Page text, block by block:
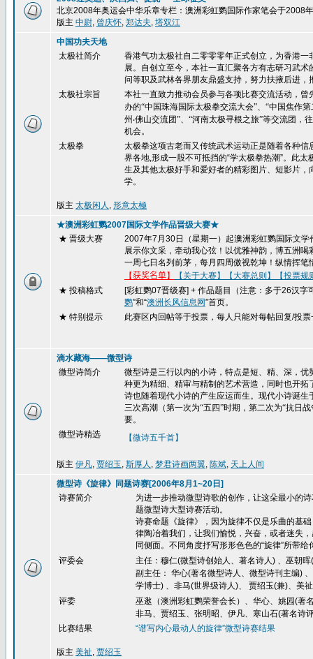
北京2008年奥运会中华乐章专栏：澳洲彩虹鹦国际作家笔会于2008
版主 中尉, 曾庆怀, 郑达夫, 塔双江
中国功夫天地
太极社简介
香港气功太极社自二零零零年正式创立，为香港
展。自创立至今，本社一直汇聚各方有志研习武
问等职及武林各界朋友鼎盛支持，努力扶掖后进，
太极社宗旨
本社一直致力推动会员参与各项比赛交流活动，
办的“中国珠海国际太极拳交流大会”、“中国焦作
州 ‧佛山交流团”、“河南太极寻根之旅”等交流团，
机会。
太极拳
太极拳这项古老而又传统武术运动正是随着各种
界各地,形成一股不可抵挡的“学太极拳热潮”。此
生及其他太极好手和爱好者的精彩图片、短影片
学。
版主 太极闲人 , 形意太極
★澳洲彩虹鹦2007国际文学作品晋级大赛★
★ 晋级大赛
2007年7 月 30日（星期一）起澳洲彩虹鹦国际文
展示你文采，牵动我心弦！以优雅神韵，博五洲喝
一周七日名列前茅，每月四周傲视乾坤！纵情挥笔
【获奖名单】 【关于大赛】 【大赛总则】
【投票规
★ 投稿格式
[彩虹鹦07晋级赛] + 作品题目（注意：多于26汉字
鹦”和“澳洲长风信息网”首页。
★ 特别提示
此赛区内回帖等于投票，每人只能对每帖回复/投票
滴水藏海——微型诗
微型诗简介
微型诗是三行以内的小诗，特点是短、精、深，
种更为精细、精审与精制的艺术营造，同时也开
诗也随着现代小诗的产生应运而生。现代小诗诞
三次高潮（第一次为“五四”时期，第二次为“抗日
要。
微型诗精选
【微诗五千首】
版主 伊凡, 贾绍玉, 斯厚人 , 梦君诗画两翼, 陈斌, 天上人间
微型诗《旋律》同题诗赛[2006年8月1~20日]
诗赛简介
为进一步推动微型诗歌的创作，让这朵最小的
题微型诗大型诗赛活动。
诗赛命题《旋律》，因为旋律不仅是乐曲的基
律陶冶着我们，让我们愉悦，兴奋，或者迷失
同侧面。不同角度抒写形形色色的“旋律”所带给
评委会
主任：穆仁(微型诗创始人、著名诗人) 、巫朝
副主任： 华心(著名微型诗人、微型诗刊主编)
学博士) 、非马(世界级诗人)、 贾绍玉(兼)、美
评委
巫逖（澳洲彩虹鹦荣誉会长）、华心、姚园(著
非马、贾绍玉、张明昭、伊凡、寒山石(著名诗
比赛结果
“谱写内心最动人的旋律”微型诗赛结果
版主 美祉, 贾绍玉